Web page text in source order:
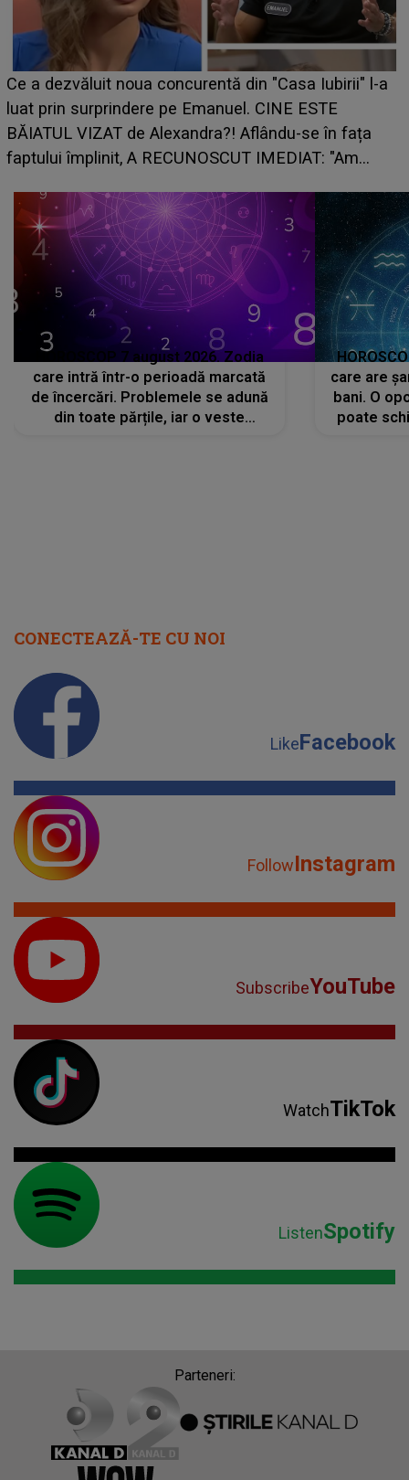
Ce a dezvăluit noua concurentă din "Casa Iubirii" l-a
luat prin surprindere pe Emanuel. CINE ESTE
BĂIATUL VIZAT de Alexandra?! Aflându-se în fața
faptului împlinit, A RECUNOSCUT IMEDIAT: "Am
HOROSCOP 7 august 2026. Zodia
care intră într-o perioadă marcată
de încercări. Problemele se adună
din toate părțile, iar o veste
care are
bani. O
poate
CONECTEAZĂ-TE CU NOI
LikeFacebook
FollowInstagram
SubscribeYouTube
WatchTikTok
ListenSpotify
Parteneri: